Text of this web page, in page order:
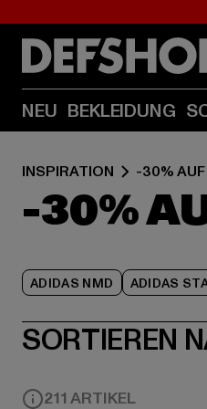
NEU BEKLEIDUNG
INSPIRATION -30%
-30%
ADIDAS NMD ADIDAS
SORTIEREN
211 ARTIKEL